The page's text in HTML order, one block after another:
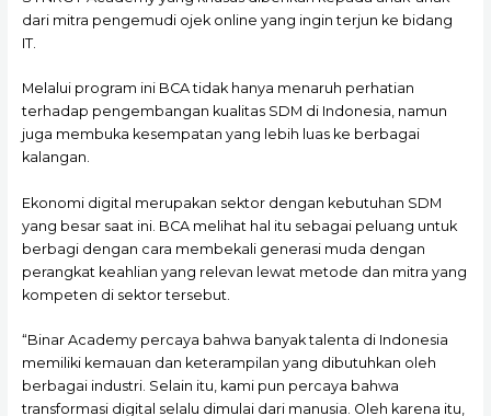
dari mitra pengemudi ojek online yang ingin terjun ke bidang
IT.
Melalui program ini BCA tidak hanya menaruh perhatian
terhadap pengembangan kualitas SDM di Indonesia, namun
juga membuka kesempatan yang lebih luas ke berbagai
kalangan.
Ekonomi digital merupakan sektor dengan kebutuhan SDM
yang besar saat ini. BCA melihat hal itu sebagai peluang untuk
berbagi dengan cara membekali generasi muda dengan
perangkat keahlian yang relevan lewat metode dan mitra yang
kompeten di sektor tersebut.
“Binar Academy percaya bahwa banyak talenta di Indonesia
memiliki kemauan dan keterampilan yang dibutuhkan oleh
berbagai industri. Selain itu, kami pun percaya bahwa
transformasi digital selalu dimulai dari manusia. Oleh karena itu,